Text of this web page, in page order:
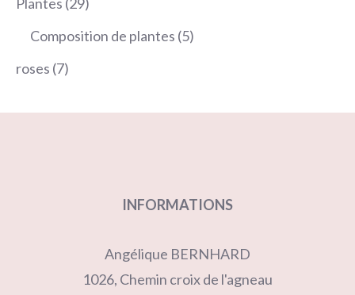
produits
Composition de plantes 55
roses 77
INFORMATIONS
Angélique BERNHARD
1026, Chemin croix de l'agneau